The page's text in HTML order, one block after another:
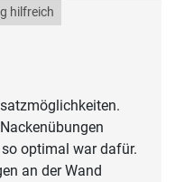
hilfreich
optimal war dafür.
an der Wand